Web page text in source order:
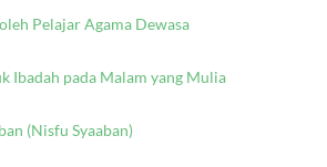
Pelajar Agama Dewasa
Ibadah pada Malam yang Mulia
(Nisfu Syaaban)